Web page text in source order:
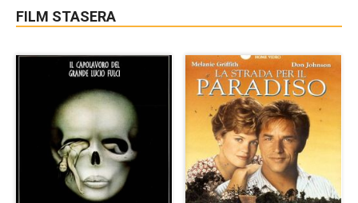
FILM STASERA